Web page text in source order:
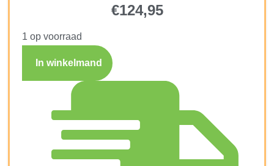
€124,95
1 op voorraad
In winkelmand